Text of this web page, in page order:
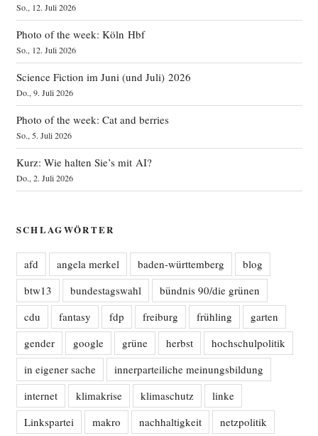
So., 12. Juli 2026
Photo of the week: Köln Hbf
So., 12. Juli 2026
Science Fiction im Juni (und Juli) 2026
Do., 9. Juli 2026
Photo of the week: Cat and berries
So., 5. Juli 2026
Kurz: Wie halten Sie’s mit AI?
Do., 2. Juli 2026
SCHLAGWÖRTER
afd angela merkel baden-württemberg
blog
btw13
bundestagswahl
bündnis 90/die grünen
cdu
fantasy fdp freiburg frühling
garten
gender
google grüne herbst
hochschulpolitik
in eigener sache
innerparteiliche meinungsbildung
internet
klimakrise klimaschutz
linke
Linkspartei
makro nachhaltigkeit netzpolitik